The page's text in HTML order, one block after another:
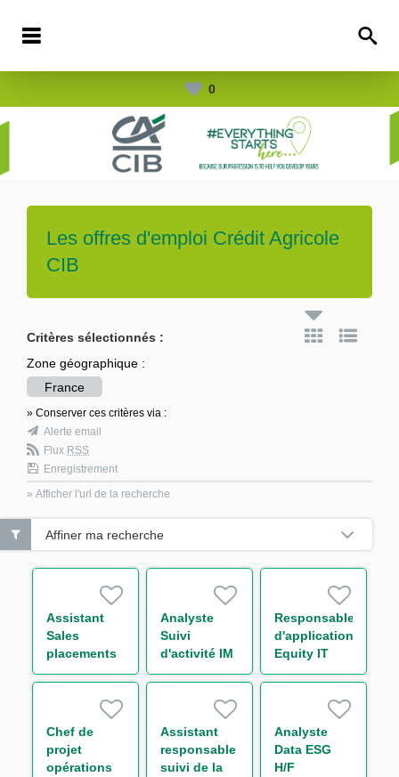
0
Les offres d'emploi Crédit Agricole
CIB
Critères sélectionnés :
Zone géographique :
France
» Conserver ces critères via :
Alerte email
Flux RSS
Enregistrement
» Afficher l'url de la recherche
Assistant
Sales
placements
de la Salle
de Bordeaux
H/F
Analyste
Suivi
d'activité IM
& Collateral
Responsable
d'application
Equity IT
Regulatory
Chef de
projet
opérations
Assistant
responsable
suivi de la
Analyste
Data ESG
H/F
Affiner ma recherche